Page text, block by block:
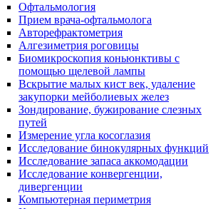
Офтальмология
Прием врача-офтальмолога
Авторефрактометрия
Алгезиметрия роговицы
Биомикроскопия коньюнктивы с
помощью щелевой лампы
Вскрытие малых кист век, удаление
закупорки мейболиевых желез
Зондирование, бужирование слезных
путей
Измерение угла косоглазия
Исследование бинокулярных функций
Исследование запаса аккомодации
Исследование конвергенции,
дивергенции
Компьютерная периметрия